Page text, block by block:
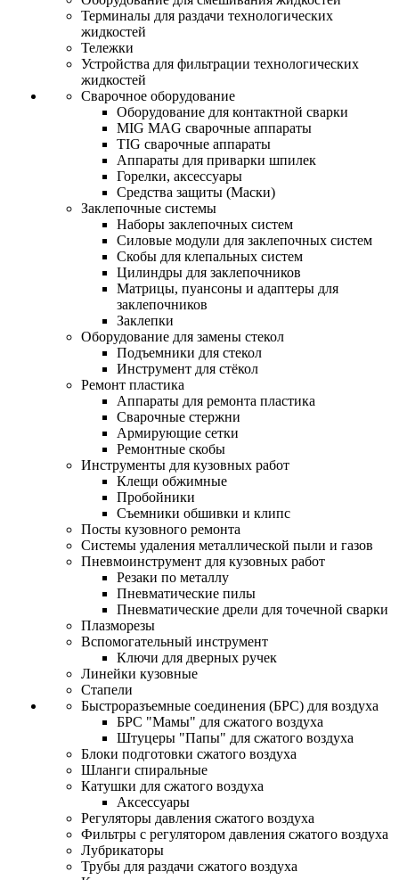
Терминалы для раздачи технологических
жидкостей
Тележки
Устройства для фильтрации технологических
жидкостей
Сварочное оборудование
Оборудование для контактной сварки
MIG MAG сварочные аппараты
TIG сварочные аппараты
Аппараты для приварки шпилек
Горелки, аксессуары
Средства защиты (Маски)
Заклепочные системы
Наборы заклепочных систем
Силовые модули для заклепочных систем
Скобы для клепальных систем
Цилиндры для заклепочников
Матрицы, пуансоны и адаптеры для
заклепочников
Заклепки
Оборудование для замены стекол
Подъемники для стекол
Инструмент для стёкол
Ремонт пластика
Аппараты для ремонта пластика
Сварочные стержни
Армирующие сетки
Ремонтные скобы
Инструменты для кузовных работ
Клещи обжимные
Пробойники
Съемники обшивки и клипс
Посты кузовного ремонта
Системы удаления металлической пыли и газов
Пневмоинструмент для кузовных работ
Резаки по металлу
Пневматические пилы
Пневматические дрели для точечной сварки
Плазморезы
Вспомогательный инструмент
Ключи для дверных ручек
Линейки кузовные
Стапели
Быстроразъемные соединения (БРС) для воздуха
БРС "Мамы" для сжатого воздуха
Штуцеры "Папы" для сжатого воздуха
Блоки подготовки сжатого воздуха
Шланги спиральные
Катушки для сжатого воздуха
Аксессуары
Регуляторы давления сжатого воздуха
Фильтры с регулятором давления сжатого воздуха
Лубрикаторы
Трубы для раздачи сжатого воздуха